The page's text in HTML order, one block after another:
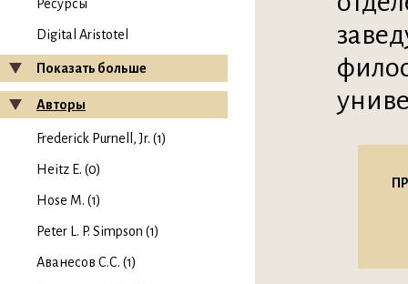
Ресурсы
Digital Aristotel
Показать больше
Авторы
Frederick Purnell, Jr. (1)
Heitz E. (0)
Hose M. (1)
Peter L. P. Simpson (1)
Аванесов С.С. (1)